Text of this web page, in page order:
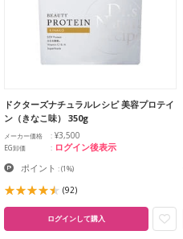
ドクターズナチュラルレシピ 美容プロテイ
ン（きなこ味） 350g
メーカー価格 ¥3,500
EG卸価 ログイン後表示
ポイント :(1%)
(92)
ログインして購入